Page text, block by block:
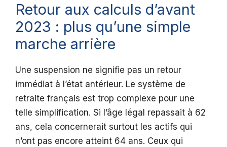
Retour aux calculs d’avant
2023 : plus qu’une simple
marche arrière
Une suspension ne signifie pas un retour
immédiat à l’état antérieur. Le système de
retraite français est trop complexe pour une
telle simplification. Si l’âge légal repassait à 62
ans, cela concernerait surtout les actifs qui
n’ont pas encore atteint 64 ans. Ceux qui